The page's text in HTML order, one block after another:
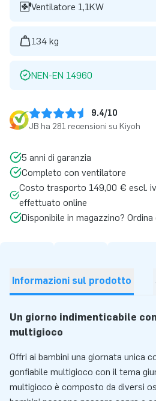
Ventilatore 1,1KW
134 kg
NEN-EN 14960
9.4/10
JB ha 281 recensioni su Kiyoh
5 anni di garanzia
Completo con ventilatore
Costo trasporto 149,00 € escl.
effettuato online
Disponibile in magazzino?
Informazioni sul prodotto
Un giorno indimenticabile
multigioco
Offri ai bambini una giornata unica
gonfiabile multigioco con il tema
multigioco è composto da diversi